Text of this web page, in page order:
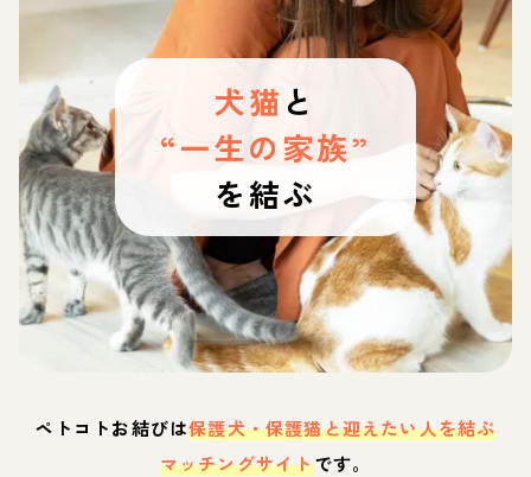
犬猫 と
“一生の家族”
を結ぶ
ペトコトお結びは保護犬・保護猫と迎えたい人を結ぶ
マッチングサイトです。